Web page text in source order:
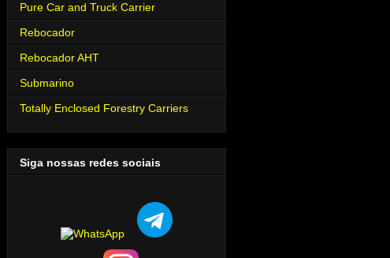
Pure Car and Truck Carrier
Rebocador
Rebocador AHT
Submarino
Totally Enclosed Forestry Carriers
Siga nossas redes sociais